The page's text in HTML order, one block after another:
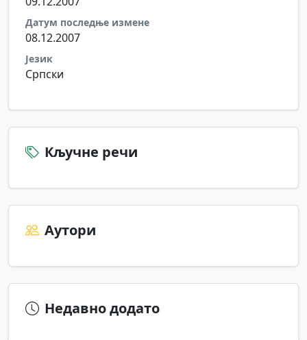
Датум последње измене
08.12.2007
Језик
Српски
Кључне речи
Аутори
Недавно додато